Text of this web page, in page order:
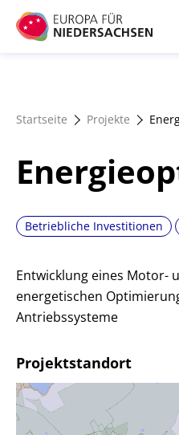
Direkt
zum
Magazin
Startseite Projekte
Betriebliche Investitionen
Entwicklung eines Motor-
energetischen
Antriebssysteme
Projektstandort